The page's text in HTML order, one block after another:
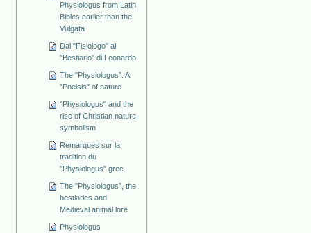
Physiologus from Latin
Bibles earlier than the
Vulgata
Dal "Fisiologo" al
"Bestiario" di Leonardo
The "Physiologus": A
"Poeisis" of nature
"Physiologus" and the
rise of Christian nature
symbolism
Remarques sur la
tradition du
"Physiologus" grec
The "Physiologus", the
bestiaries and
Medieval animal lore
Physiologus